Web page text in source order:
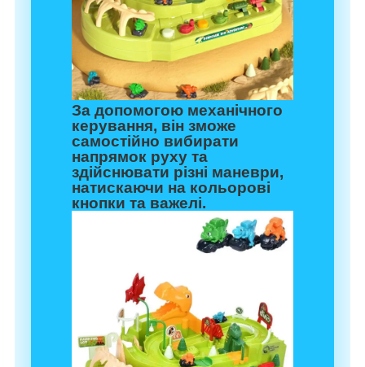
За допомогою механічного
керування, він зможе
самостійно вибирати
напрямок руху та
здійснювати різні маневри,
натискаючи на кольорові
кнопки та важелі.